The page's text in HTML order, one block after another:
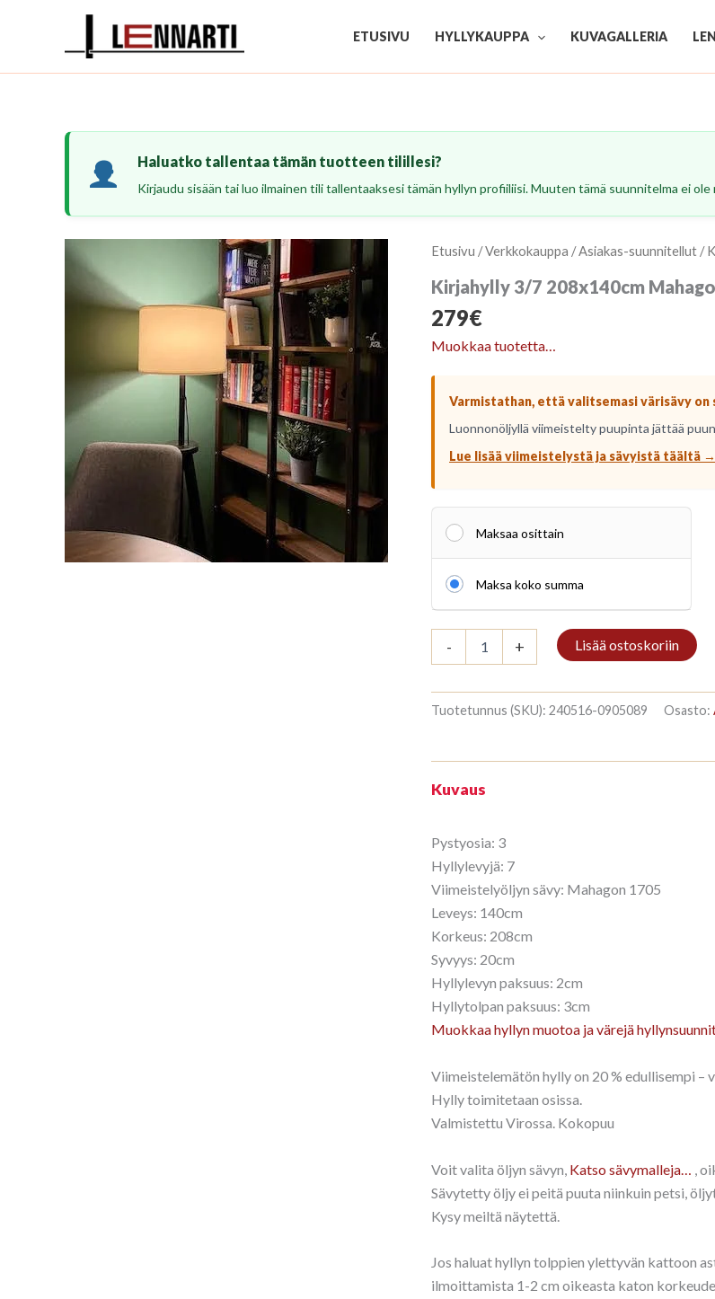
ETUSIVU HYLLYKAUPPA KUVAGALLERIA
Haluatko tallentaa tämän tuotteen tilillesi?
Kirjaudu sisään tai luo ilmainen tili tallentaaksesi tämän hyllyn profiiliisi. Muuten tämä suunnitelma ei ole
Etusivu /Verkkokauppa /Asiakas-suunnitellut /
Kirjahylly 3/7 208x140cm
279€
Muokkaa tuotetta…
Varmistathan, että valitsemasi värisävy on
Luonnonöljyllä viimeistelty puupinta jättää
Lue lisää viimeistelystä ja sävyistä täältä →
Maksaa osittain
Maksa koko summa
-
3/7
Mahagon
määrä
+ Lisää ostoskoriin
Tuotetunnus (SKU): 240516-0905089 Osasto:
Kuvaus
Pystyosia: 3
Hyllylevyjä: 7
Viimeistelyöljyn sävy: Mahagon 1705
Leveys: 140cm
Korkeus: 208cm
Syvyys: 20cm
Hyllylevyn paksuus: 2cm
Hyllytolpan paksuus: 3cm
Muokkaa hyllyn muotoa ja värejä
Viimeistelemätön hylly on 20 % edullisempi –
Hylly toimitetaan osissa.
Valmistettu Virossa. Kokopuu
Voit valita öljyn sävyn, Katso sävymalleja…
,
Sävytetty öljy ei peitä puuta niinkuin petsi,
Kysy meiltä näytettä.
Jos haluat hyllyn tolppien ylettyvän kattoon
ilmoittamista 1-2 cm oikeasta katon